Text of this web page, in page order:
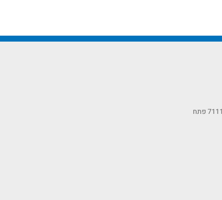
כתובתנו: רחוב הסיבים 11, ת.ד 7111 פתח